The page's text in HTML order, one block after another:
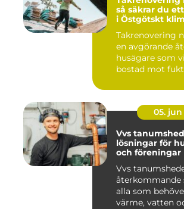
så säkrar du
i Östgötskt
Takrenovering
en avgörande
husägare som
bostad mot
05. jun
Vvs tanumshede
lösningar för
och föreningar
Vvs
återkommande
alla som
värme, vatten